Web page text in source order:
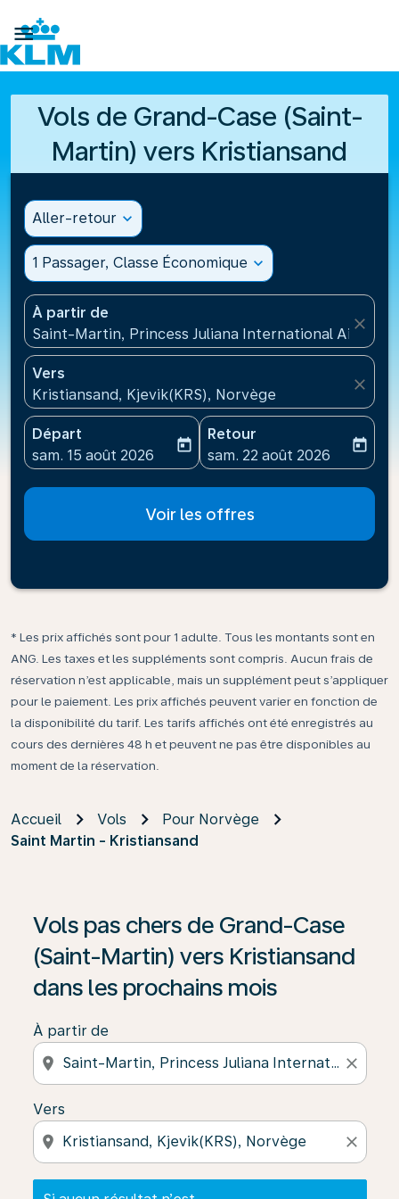

Vols de Grand-Case (Saint-
Martin) vers Kristiansand
Aller-retour expand_more
1 Passager, Classe Économique expand_more
À partir de
Saint-Martin, Princess Juliana International
close
Vers
Kristiansand, Kjevik(KRS), Norvège
close
Départ
fc-booking-departure-date-aria-label
sam. 15 août 2026
today
Retour
fc-booking-return-date-
sam. 22 août 2026
today
Voir les offres
* Les prix affichés sont pour 1 adulte. Tous les montants sont en
ANG. Les taxes et les suppléments sont compris. Aucun frais de
réservation n’est applicable, mais un supplément peut s’appliquer
pour le paiement. Les prix affichés peuvent varier en fonction de
la disponibilité du tarif. Les tarifs affichés ont été enregistrés au
cours des dernières 48 h et peuvent ne pas être disponibles au
moment de la réservation.
Accueil Vols
Pour Norvège
Saint Martin - Kristiansand
Vols pas chers de Grand-Case
(Saint-Martin) vers Kristiansand
dans les prochains mois
À partir de
location_on close
Vers
location_on close
Si aucun résultat n’est disponible, cliquez sur «